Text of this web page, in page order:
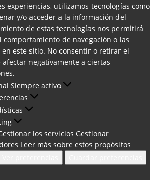
experiencias, utilizamos tecnologías como
y/o acceder a la información del
de estas tecnologías nos permitirá
comportamiento de navegación o las
este sitio. No consentir o retirar el
negativamente a ciertas
Siempre activo
los servicios Gestionar
Leer más sobre estos propósitos